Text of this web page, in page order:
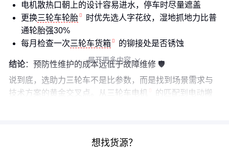
电机散热口朝上的设计容易进水，停车时尽量遮盖
更换三轮车轮胎
时优先选人字花纹，湿地抓地力比普
通轮胎强30%
每月检查一次三轮车货箱 的铆接处是否锈蚀
结论：预防性维护的成本远低于故障维修 🛡️
说到底，选助力三轮车不是比参数，而是找到场景需求与
技术方案的黄金交叉点。从 三轮车电机 的匹配到 电动搬
展开更多内容 
想找货源？